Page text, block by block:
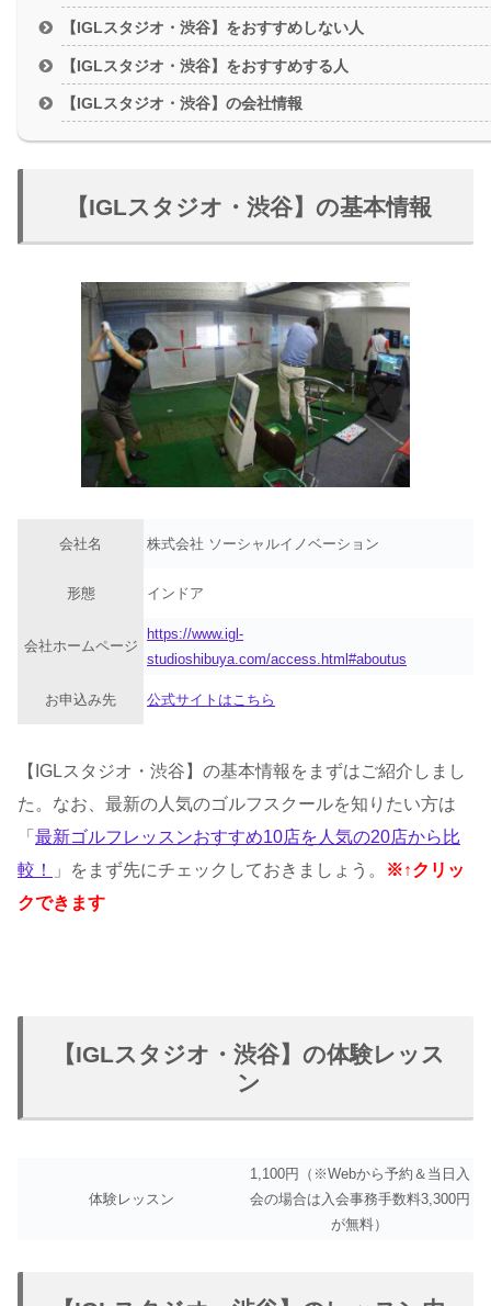
【IGLスタジオ・渋谷】をおすすめしない人
【IGLスタジオ・渋谷】をおすすめする人
【IGLスタジオ・渋谷】の会社情報
【IGLスタジオ・渋谷】の基本情報
会社名 株式会社 ソーシャルイノベーション
形態 インドア
会社ホームページ
https://www.igl-
studioshibuya.com/access.html#aboutus
お申込み先 公式サイトはこちら
【IGLスタジオ・渋谷】の基本情報をまずはご紹介しまし
た。なお、最新の人気のゴルフスクールを知りたい方は
「 最新ゴルフレッスンおすすめ10店を人気の20店から比
較！
」をまず先にチェックしておきましょう。
※↑クリッ
クできます
【IGLスタジオ・渋谷】の体験レッス
ン
体験レッスン
1,100円（※Webから予約＆当日入
会の場合は入会事務手数料3,300円
が無料）